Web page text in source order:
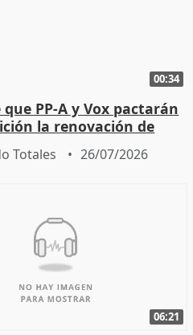
00:34
PP-A y Vox pactarán
la renovación de
el Defensor
Totales 26/07/2026
06:21